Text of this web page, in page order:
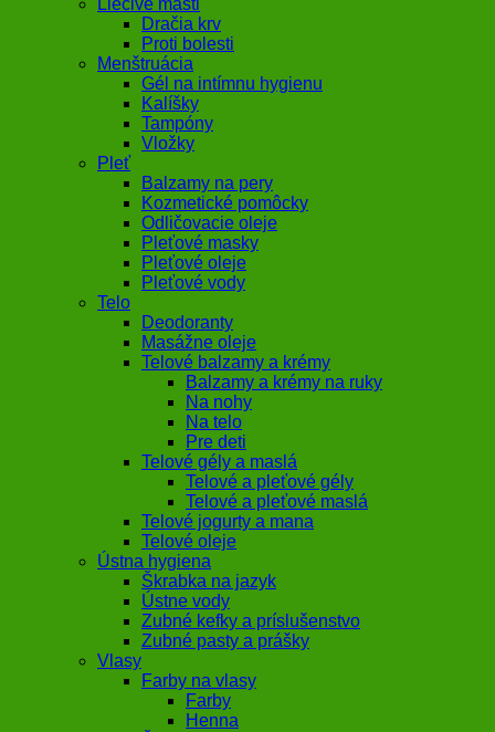
Dračia krv
Proti bolesti
Menštruácia
Gél na intímnu hygienu
Kalíšky
Tampóny
Vložky
Pleť
Balzamy na pery
Kozmetické pomôcky
Odličovacie oleje
Pleťové masky
Pleťové oleje
Pleťové vody
Telo
Deodoranty
Masážne oleje
Telové balzamy a krémy
Balzamy a krémy na ruky
Na nohy
Na telo
Pre deti
Telové gély a maslá
Telové a pleťové gély
Telové a pleťové maslá
Telové jogurty a mana
Telové oleje
Ústna hygiena
Škrabka na jazyk
Ústne vody
Zubné kefky a príslušenstvo
Zubné pasty a prášky
Vlasy
Farby na vlasy
Farby
Henna